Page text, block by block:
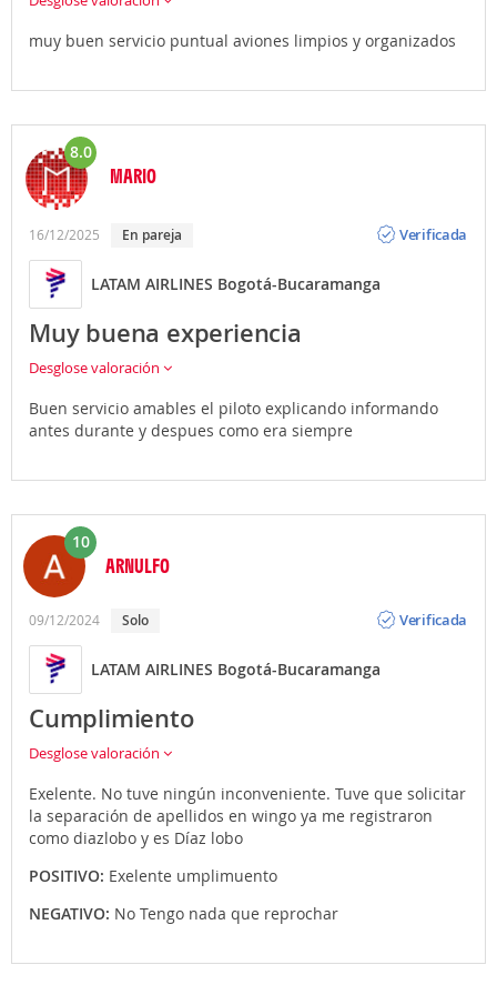
privados al realizar la reserva de tu Vuelo + Hotel.
muy buen servicio puntual aviones limpios y organizados
8.0
MARIO
16/12/2025 En pareja
Verificada
LATAM AIRLINES Bogotá-Bucaramanga
Muy buena experiencia
Desglose valoración
Buen servicio amables el piloto explicando informando
antes durante y despues como era siempre
10
ARNULFO
09/12/2024 Solo
Verificada
LATAM AIRLINES Bogotá-Bucaramanga
Cumplimiento
Desglose valoración
Exelente. No tuve ningún inconveniente. Tuve que solicitar
la separación de apellidos en wingo ya me registraron
como diazlobo y es Díaz lobo
POSITIVO: Exelente umplimuento
NEGATIVO: No Tengo nada que reprochar